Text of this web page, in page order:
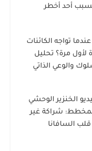
أحد أخطر
تواجه الكائنات
لأول مرة؟ تحليل
والوعي الذاتي
الخنزير الوحشي
شراكة غير
السافانا